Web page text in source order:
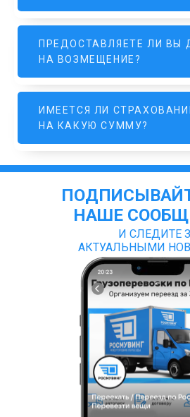
ПРЕДОСТАВЛЯЕТЕ ЛИ ВЫ
НА ВОЗМЕЩЕНИЕ?
ИМЕЕТСЯ ЛИ
НА КАКУЮ СУММУ?
НАШЕ
И СЛЕДИТЕ
АКТУАЛЬНЫМИ